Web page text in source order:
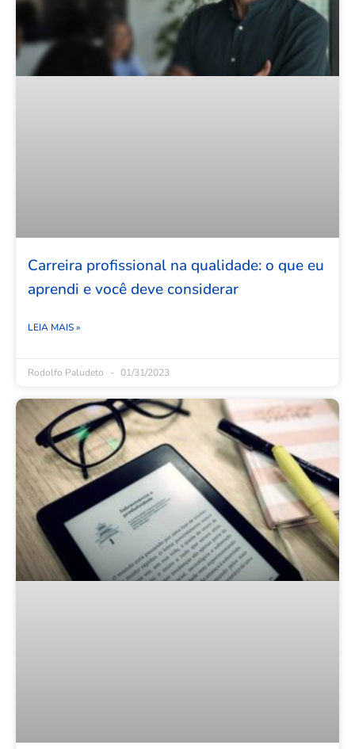
Carreira profissional na qualidade: o que eu
aprendi e você deve considerar
LEIA MAIS »
Rodolfo Paludeto 01/31/2023